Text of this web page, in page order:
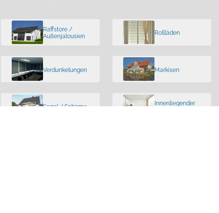
Raffstore /
Außenjalousien
Rollläden
Verdunkelungen Markisen
Segel / Schirme
Innenliegender